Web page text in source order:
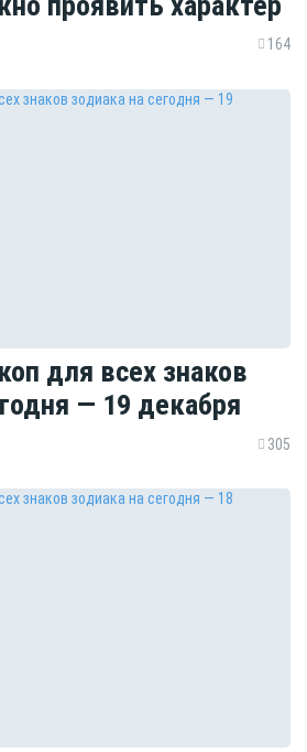
164
для всех знаков
— 19 декабря
305